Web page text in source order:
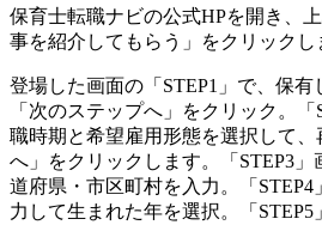
保育士転職ナビの公式HPを開き、
事を紹介してもらう」をクリックし
登場した画面の「STEP1」で、保
「次のステップへ」をクリック。
職時期と希望雇用形態を選択して
へ」をクリックします。「STEP3
道府県・市区町村を入力。「
力して生まれた年を選択。「